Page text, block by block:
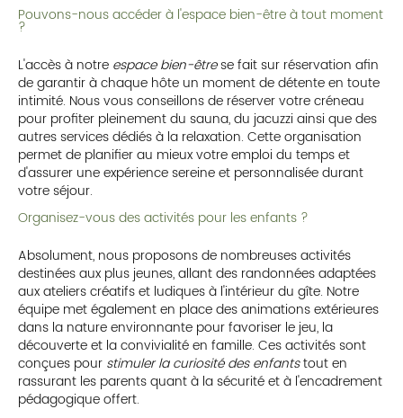
Pouvons-nous accéder à l'espace bien-être à tout moment
?
L'accès à notre espace bien-êtrese fait sur réservation afin
de garantir à chaque hôte un moment de détente en toute
intimité. Nous vous conseillons de réserver votre créneau
pour profiter pleinement du sauna, du jacuzzi ainsi que des
autres services dédiés à la relaxation. Cette organisation
permet de planifier au mieux votre emploi du temps et
d'assurer une expérience sereine et personnalisée durant
votre séjour.
Organisez-vous des activités pour les enfants ?
Absolument, nous proposons de nombreuses activités
destinées aux plus jeunes, allant des randonnées adaptées
aux ateliers créatifs et ludiques à l'intérieur du gîte. Notre
équipe met également en place des animations extérieures
dans la nature environnante pour favoriser le jeu, la
découverte et la convivialité en famille. Ces activités sont
conçues pour stimuler la curiosité des enfantstout en
rassurant les parents quant à la sécurité et à l'encadrement
pédagogique offert.